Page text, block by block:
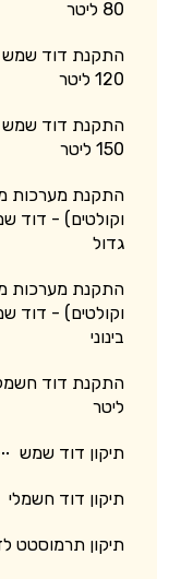
80 ליטר
התקנת דוד שמש
120 ליטר
התקנת דוד שמש
150 ליטר
התקנת מערכות
גדול
התקנת מערכות
בינוני
ליטר
תיקון דוד שמש
תיקון דוד חשמלי
תיקון תרמוסטט